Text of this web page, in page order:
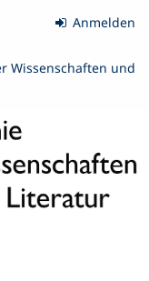
Anmelden
Wissenschaften und